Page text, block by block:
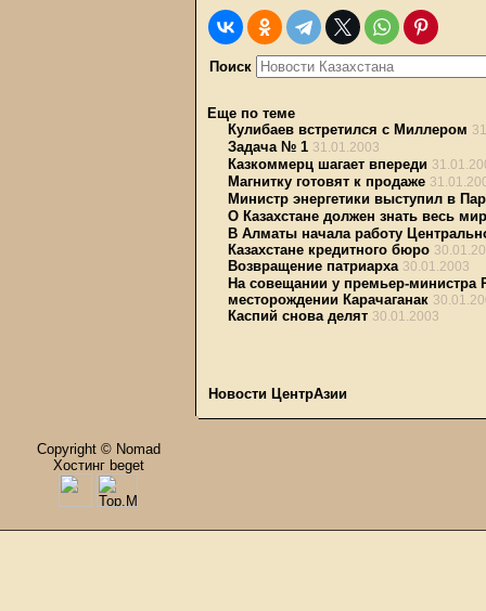
Поиск
Еще по теме
Кулибаев встретился с Миллером
Задача № 1 31.01.2003
Казкоммерц шагает впереди
Магнитку готовят к продаже
Министр энергетики выступил в
О Казахстане должен знать весь мир
В Алматы начала работу
Казахстане кредитного бюро
Возвращение патриарха 30.01.2003
На совещании у премьер-министра
месторождении Карачаганак
Каспий снова делят 30.01.2003
Новости ЦентрАзии
Copyright © Nomad
Хостинг beget